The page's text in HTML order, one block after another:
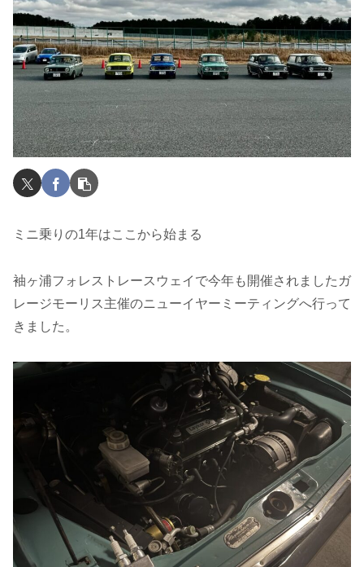
ミニ乗りの1年はここから始まる
袖ヶ浦フォレストレースウェイで今年も開催されましたガ
レージモーリス主催のニューイヤーミーティングへ行って
きました。